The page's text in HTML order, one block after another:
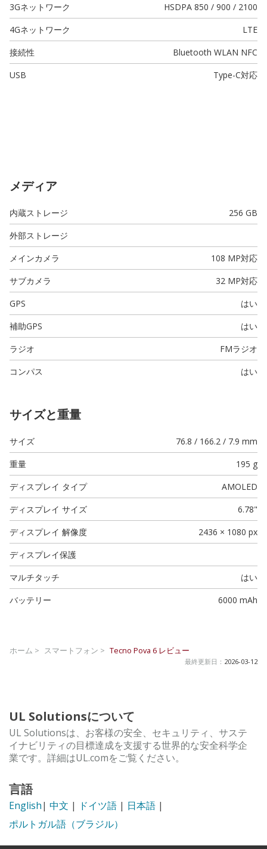
3Gネットワーク
HSDPA 850 / 900 / 2100
4Gネットワーク
LTE
接続性
Bluetooth WLAN NFC
USB
Type-C対応
メディア
内蔵ストレージ
256 GB
外部ストレージ
メインカメラ
108 MP対応
サブカメラ
32 MP対応
GPS
はい
補助GPS
はい
ラジオ
FMラジオ
コンパス
はい
サイズと重量
サイズ
76.8 / 166.2 / 7.9 mm
重量
195 g
ディスプレイ タイプ
AMOLED
ディスプレイ サイズ
6.78"
ディスプレイ 解像度
2436 × 1080 px
ディスプレイ保護
マルチタッチ
はい
バッテリー
6000 mAh
ホーム > スマートフォン > Tecno Pova 6 レビュー
最終更新日： 2026-03-12
UL Solutionsについて
UL Solutionsは、お客様の安全、セキュリティ、サステ
イナビリティの目標達成を支援する世界的な安全科学企
業です。詳細はUL.comをご覧ください。
言語
English| 中文 | ドイツ語 | 日本語 |
ポルトガル語（ブラジル）